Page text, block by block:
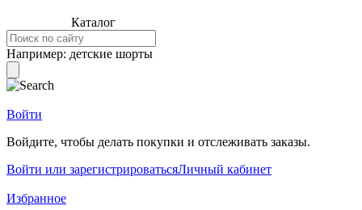
Каталог
Например: детские шорты
Войти
Войдите, чтобы делать покупки и отслеживать заказы.
Войти или зарегистрироватьсяЛичный кабинет
Избранное